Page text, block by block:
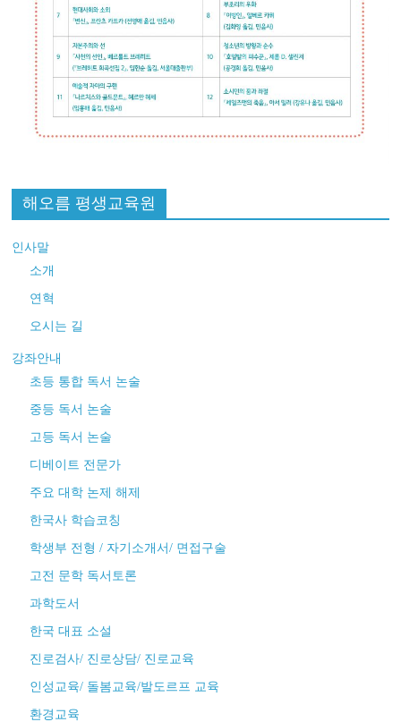
해오름 평생교육원
인사말
소개
연혁
오시는 길
강좌안내
초등 통합 독서 논술
중등 독서 논술
고등 독서 논술
디베이트 전문가
주요 대학 논제 해제
한국사 학습코칭
학생부 전형 / 자기소개서/ 면접구술
고전 문학 독서토론
과학도서
한국 대표 소설
진로검사/ 진로상담/ 진로교육
인성교육/ 돌봄교육/발도르프 교육
환경교육